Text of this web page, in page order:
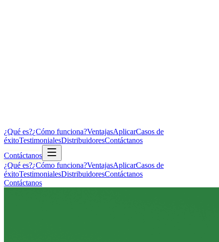
¿Qué es?¿Cómo funciona?VentajasAplicarCasos de
éxitoTestimonialesDistribuidoresContáctanos
Contáctanos
¿Qué es?¿Cómo funciona?VentajasAplicarCasos de
éxitoTestimonialesDistribuidoresContáctanos
Contáctanos